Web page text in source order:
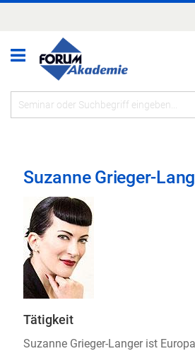
Suzanne Grieger-
Tätigkeit
Suzanne Grieger-Langer ist